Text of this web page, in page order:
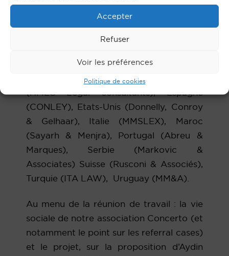
Accepter
Refuser
Voir les préférences
Politique de cookies
LLP), Autriche (Urbanek Lind Schmied
Reisch Rechtsanwälte), Belgique (MCW
Avocats), Brésil (Falcon, Gail, Feijo &
(AVENS MONTREAL), Chili (Echeverria &
Lyon Abogados), Emirats Arabes Unis
(HMLC Legal consultants), Espagne
(CONLEY), Etats-Unis (Donnelly, Conroy
& Gelhaar), Italie (MMSLEX), Maroc
(Sayarh & Menjra), Portugal (Abreu &
Marques), Serbie (Markovic &
Associates) Suisse (Rusconi & Associés),
Turquie (ITA LAW), Uruguay (MM&A).
Au menu de la réunion de travail : la vie
sociale de notre association Concerto (et
notamment le point sur les referral cases)
et le projet, sur la proposition d’Aydin